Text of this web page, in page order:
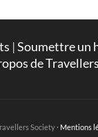
|Soumettre un
de
Society · Mentions